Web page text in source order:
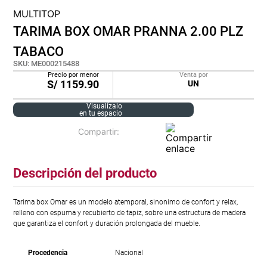
MULTITOP
TARIMA BOX OMAR PRANNA 2.00 PLZ
TABACO
SKU: ME000215488
Precio por menor
S/ 1159.90
Venta por
UN
Visualízalo
en tu espacio
Descripción del producto
Tarima box Omar es un modelo atemporal, sinonimo de confort y relax,
relleno con espuma y recubierto de tapiz, sobre una estructura de madera
que garantiza el confort y duración prolongada del mueble.
Procedencia Nacional